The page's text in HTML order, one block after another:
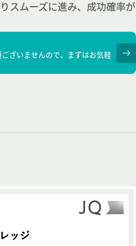
スムーズに進み、成功確率が
ざいませんので、まずはお気軽